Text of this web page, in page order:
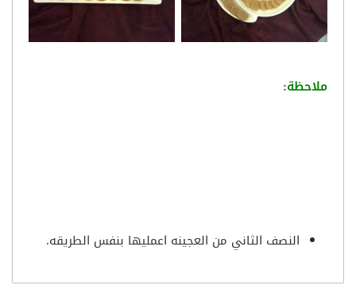
ملاحظة:
النصف الثاني من العجينه اعمليها بنفس الطريقه.